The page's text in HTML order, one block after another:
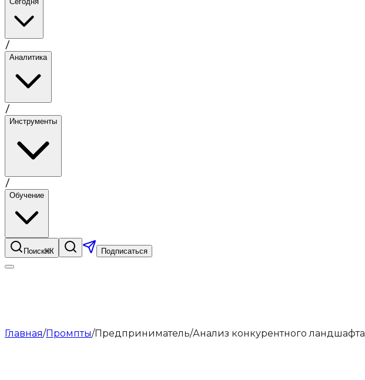
/
Аналитика
/
Инструменты
/
Обучение
Поиск⌘K Подписаться
Главная/Промпты/Предприниматель/Анализ конкурентного ландшафта